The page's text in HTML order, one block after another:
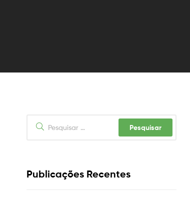
por:
Publicações Recentes